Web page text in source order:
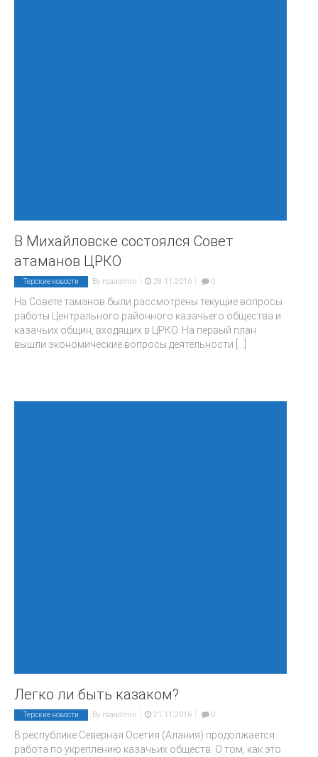
В Михайловске состоялся Совет
атаманов ЦРКО
Терские новости By rsaadmin | 28.11.2016 | 0
На Совете таманов были рассмотрены текущие вопросы
работы Центрального районного казачьего общества и
казачьих общин, входящих в ЦРКО. На первый план
вышли экономические вопросы деятельности
Легко ли быть казаком?
Терские новости By rsaadmin 21.11.2016 0
В республике Северная Осетия (Алания) продолжается
работа по укреплению казачьих обществ. О том, как это